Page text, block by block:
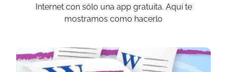
Internet con sólo una app gratuita. Aquí te
mostramos como hacerlo